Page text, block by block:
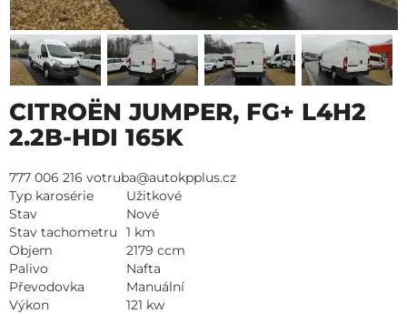
CITROËN JUMPER, FG+ L4H2
2.2B-HDI 165K
777 006 216 votruba@autokpplus.cz
Typ karosérie
Užitkové
Stav
Nové
Stav tachometru
1 km
Objem
2179 ccm
Palivo
Nafta
Převodovka
Manuální
Výkon
121 kw